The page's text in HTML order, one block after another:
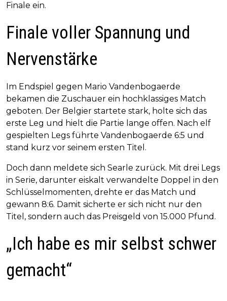
Finale ein.
Finale voller Spannung und
Nervenstärke
Im Endspiel gegen Mario Vandenbogaerde
bekamen die Zuschauer ein hochklassiges Match
geboten. Der Belgier startete stark, holte sich das
erste Leg und hielt die Partie lange offen. Nach elf
gespielten Legs führte Vandenbogaerde 6:5 und
stand kurz vor seinem ersten Titel.
Doch dann meldete sich Searle zurück. Mit drei Legs
in Serie, darunter eiskalt verwandelte Doppel in den
Schlüsselmomenten, drehte er das Match und
gewann 8:6. Damit sicherte er sich nicht nur den
Titel, sondern auch das Preisgeld von 15.000 Pfund.
„Ich habe es mir selbst schwer
gemacht“